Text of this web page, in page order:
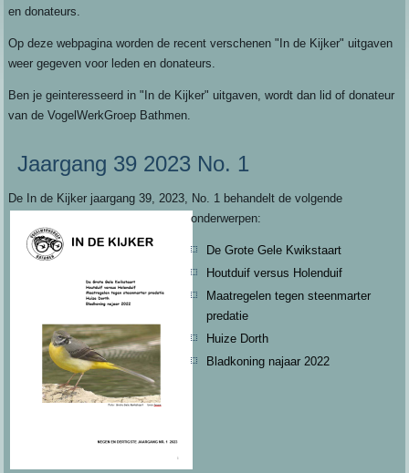
en donateurs.
Op deze webpagina worden de recent verschenen "In de Kijker" uitgaven
weer gegeven voor leden en donateurs.
Ben je geinteresseerd in "In de Kijker" uitgaven, wordt dan lid of donateur
van de VogelWerkGroep Bathmen.
Jaargang 39 2023 No. 1
De In de Kijker jaargang 39, 2023, No. 1 behandelt de volgende
onderwerpen:
De Grote Gele Kwikstaart
Houtduif versus Holenduif
Maatregelen tegen steenmarter
predatie
Huize Dorth
Bladkoning najaar 2022